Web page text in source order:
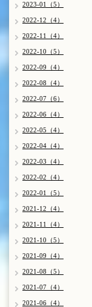
2023-01（5）
2022-12（4）
2022-11（4）
2022-10（5）
2022-09（4）
2022-08（4）
2022-07（6）
2022-06（4）
2022-05（4）
2022-04（4）
2022-03（4）
2022-02（4）
2022-01（5）
2021-12（4）
2021-11（4）
2021-10（5）
2021-09（4）
2021-08（5）
2021-07（4）
2021-06（4）